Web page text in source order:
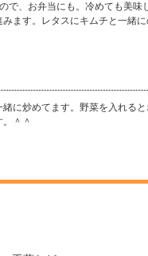
、お弁当にも。冷めても美味
ます。レタスにキムチと一緒
に炒めてます。野菜を入れる
＾＾